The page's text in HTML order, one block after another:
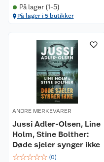
På lager (1-5)
På lager i 5 butikker
ANDRE MERKEVARER
Jussi Adler-Olsen, Line
Holm, Stine Bolther:
Døde sjeler synger ikke
☆☆☆☆☆ (0)
Om oss
Nyheter
Våre butikker
Våre merkevarer
Coop kjeder
Ledige stillinger
Kundeservice
Kontakt oss
Angre- og returrett
Reklamasjon og garanti
Ofte stilte spørsmål
Betalingsalternativer